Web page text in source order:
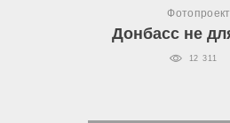
Фотопроект
Донбасс не
12 311